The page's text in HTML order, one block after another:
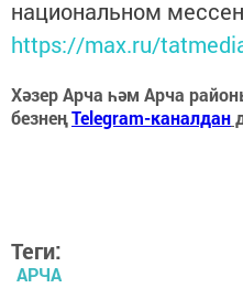
национальном
https://max.ru/
Хәзер Арча һәм Арча
безнеңTelegram-каналдан
Теги:
АРЧА